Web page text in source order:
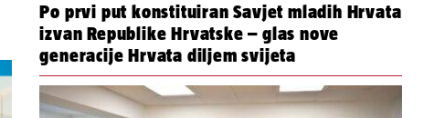
Po prvi put konstituiran Savjet mladih Hrvata
izvan Republike Hrvatske – glas nove
generacije Hrvata diljem svijeta